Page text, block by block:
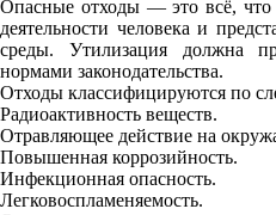
Опасные отходы — это всё, что
деятельности человека и
среды. Утилизация должна
нормами законодательства.
Отходы классифицируются по
Радиоактивность веществ.
Отравляющее действие на
Повышенная коррозийность.
Инфекционная опасность.
Легковоспламеняемость.